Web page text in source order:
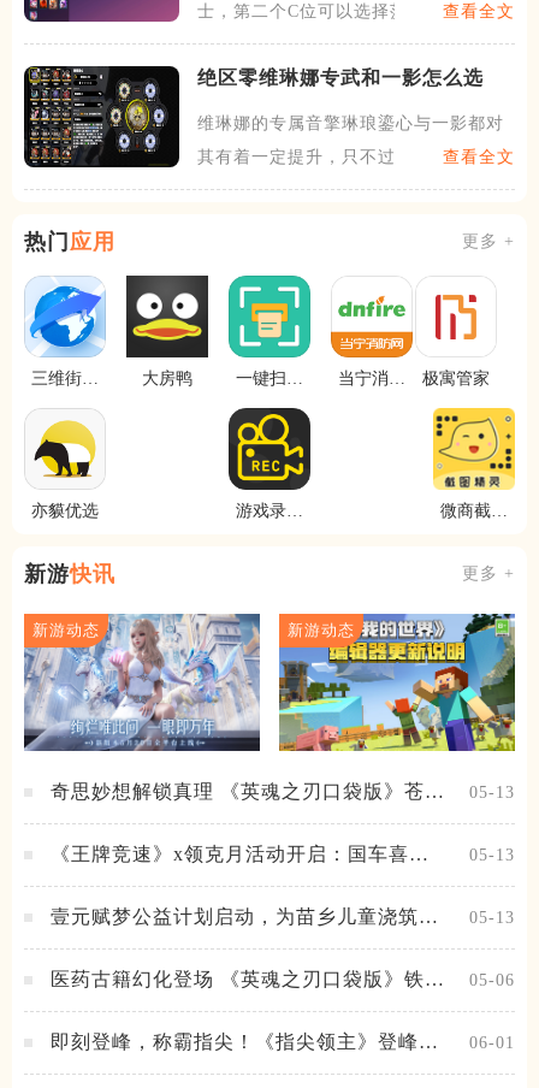
士，第二个C位可以选择莎弥
查看全文
绝区零维琳娜专武和一影怎么选
维琳娜的专属音擎琳琅鎏心与一影都对
其有着一定提升，只不过在收
查看全文
热门 应用 更多 +
三维街景
大房鸭
一键扫描
当宁消防
极寓管家
亦貘优选
游戏录屏
微商截图
新游快讯 更多 +
新游动态 新游动态
奇思妙想解锁真理 《英魂之刃口袋版》苍天
05-13
《王牌竞速》x领克月活动开启：国车喜迎
05-13
壹元赋梦公益计划启动，为苗乡儿童浇筑梦
05-13
医药古籍幻化登场 《英魂之刃口袋版》铁扇
05-06
即刻登峰，称霸指尖！《指尖领主》登峰测
06-01